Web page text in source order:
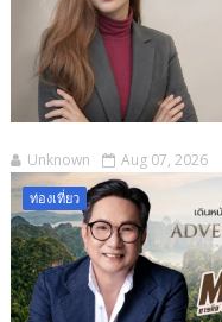
Unknown Aug 07, 2026
ท่องเที่ยว